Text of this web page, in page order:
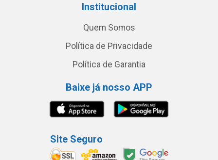
Institucional
Quem Somos
Política de Privacidade
Política de Garantia
Baixe já nosso APP
Site Seguro